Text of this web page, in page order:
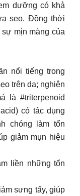
dưỡng có khả
sẹo. Đồng thời
mịn màng của
nổi tiếng trong
trên da; nghiên
là #triterpenoid
có tác dụng
chóng làm tổn
giảm mụn hiệu
liền những tổn
sưng tấy, giúp